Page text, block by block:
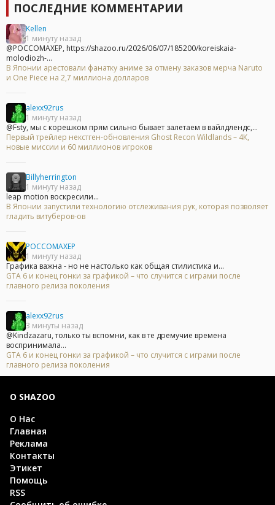
ПОСЛЕДНИЕ КОММЕНТАРИИ
Kellen
1 минуту назад
@POCCOMAXEP, https://shazoo.ru/2026/06/07/185200/koreiskaia-
molodiozh-...
В Японии арестовали фанатку аниме за отмену заказов мерча Naruto
и One Piece на 2,7 миллиона долларов
alexx92rus
1 минуту назад
@Fsty, мы с корешком прям сильно бывает залетаем в вайлдлендс,...
Первый трейлер некстген-обновления Ghost Recon Wildlands – 4К,
новые миссии и 60 миллионов игроков
Billyherrington
1 минуту назад
leap motion воскресили...
В Японии запустили технологию отслеживания рук, которая позволяет
гладить витуберов-ов
POCCOMAXEP
1 минуту назад
Графика важна - но не настолько как общая стилистика и...
GTA 6 и конец гонки за графикой – что случится с играми после
главного релиза поколения
alexx92rus
3 минуты назад
@Kindzazaru, только ты вспомни, как в те дремучие времена
воспринимала...
GTA 6 и конец гонки за графикой – что случится с играми после
главного релиза поколения
О SHAZOO
О Нас
Главная
Реклама
Контакты
Этикет
Помощь
RSS